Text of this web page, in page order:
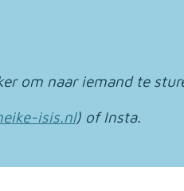
om naar iemand te
isis.nl) of Insta.